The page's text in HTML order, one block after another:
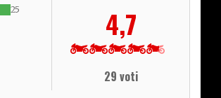
25
4,7
29 voti